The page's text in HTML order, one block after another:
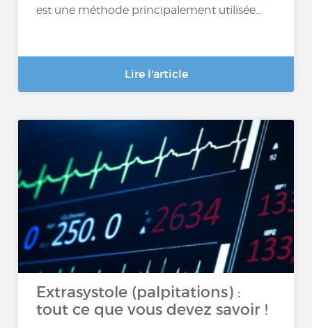
est une méthode principalement utilisée...
Lire l'article
Extrasystole (palpitations) :
tout ce que vous devez savoir !